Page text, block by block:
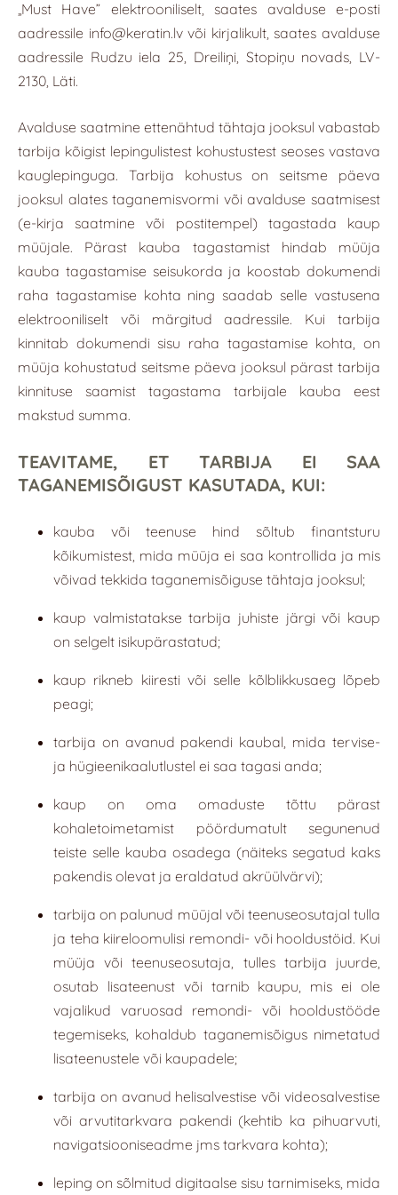
„Must Have” elektrooniliselt, saates avalduse e-posti
aadressile info@keratin.lvvõi kirjalikult, saates avalduse
aadressile Rudzu iela 25, Dreiliņi, Stopiņu novads, LV-
2130, Läti.
Avalduse saatmine ettenähtud tähtaja jooksul vabastab
tarbija kõigist lepingulistest kohustustest seoses vastava
kauglepinguga. Tarbija kohustus on seitsme päeva
jooksul alates taganemisvormi või avalduse saatmisest
(e-kirja saatmine või postitempel) tagastada kaup
müüjale. Pärast kauba tagastamist hindab müüja
kauba tagastamise seisukorda ja koostab dokumendi
raha tagastamise kohta ning saadab selle vastusena
elektrooniliselt või märgitud aadressile. Kui tarbija
kinnitab dokumendi sisu raha tagastamise kohta, on
müüja kohustatud seitsme päeva jooksul pärast tarbija
kinnituse saamist tagastama tarbijale kauba eest
makstud summa.
TEAVITAME, ET TARBIJA EI SAA
TAGANEMISÕIGUST KASUTADA, KUI:
kauba või teenuse hind sõltub finantsturu
kõikumistest, mida müüja ei saa kontrollida ja mis
võivad tekkida taganemisõiguse tähtaja jooksul;
kaup valmistatakse tarbija juhiste järgi või kaup
on selgelt isikupärastatud;
kaup rikneb kiiresti või selle kõlblikkusaeg lõpeb
peagi;
tarbija on avanud pakendi kaubal, mida tervise-
ja hügieenikaalutlustel ei saa tagasi anda;
kaup on oma omaduste tõttu pärast
kohaletoimetamist pöördumatult segunenud
teiste selle kauba osadega (näiteks segatud kaks
pakendis olevat ja eraldatud akrüülvärvi);
tarbija on palunud müüjal või teenuseosutajal tulla
ja teha kiireloomulisi remondi- või hooldustöid. Kui
müüja või teenuseosutaja, tulles tarbija juurde,
osutab lisateenust või tarnib kaupu, mis ei ole
vajalikud varuosad remondi- või hooldustööde
tegemiseks, kohaldub taganemisõigus nimetatud
lisateenustele või kaupadele;
tarbija on avanud helisalvestise või videosalvestise
või arvutitarkvara pakendi (kehtib ka pihuarvuti,
navigatsiooniseadme jms tarkvara kohta);
leping on sõlmitud digitaalse sisu tarnimiseks, mida